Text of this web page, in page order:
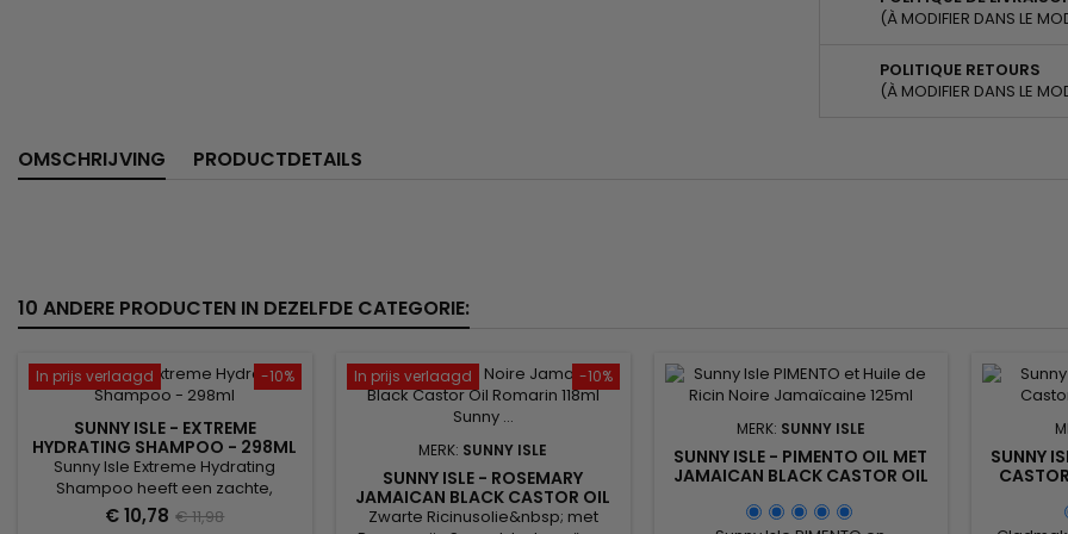
(À MODIFIER DANS LE
POLITIQUE RETOURS
(À MODIFIER DANS LE
OMSCHRIJVING PRODUCTDETAILS
10 ANDERE PRODUCTEN IN DEZELFDE CATEGORIE:
-10%
In prijs verlaagd
SUNNY ISLE - EXTREME
HYDRATING SHAMPOO - 298ML
Sunny Isle Extreme Hydrating
Shampoo heeft een zachte,
effectieve formule verrijkt met
€ 10,78 € 11,98
-10%
In prijs verlaagd
MERK: SUNNY ISLE
SUNNY ISLE - ROSEMARY
JAMAICAN BLACK CASTOR OIL
Zwarte Ricinusolie&nbsp; met
MERK: SUNNY ISLE
SUNNY ISLE - PIMENTO OIL MET
JAMAICAN BLACK CASTOR OIL
SUNNY